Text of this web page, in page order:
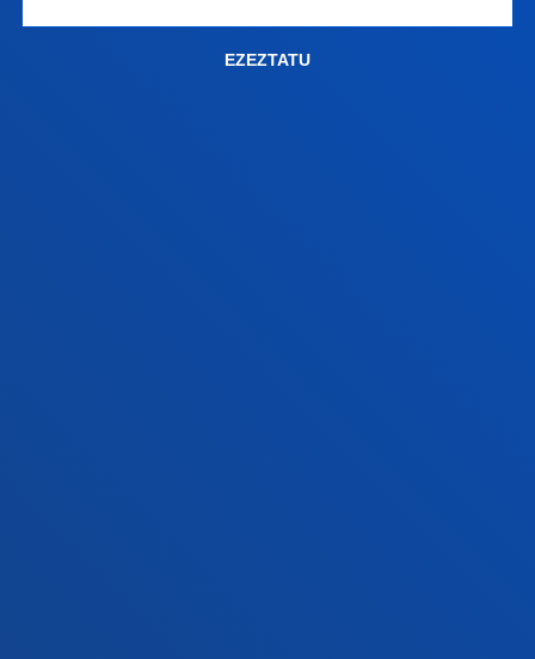
EZEZTATU
Jarri gurekin harremanetan